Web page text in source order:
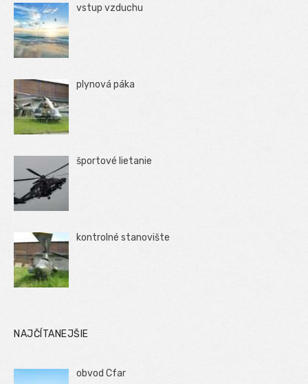
vstup vzduchu
plynová páka
športové lietanie
kontrolné stanovište
NAJČÍTANEJŠIE
obvod Cfar